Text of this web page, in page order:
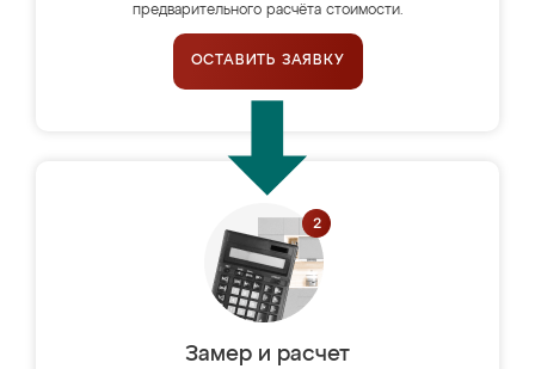
предварительного расчёта стоимости.
ОСТАВИТЬ ЗАЯВКУ
Замер и расчет